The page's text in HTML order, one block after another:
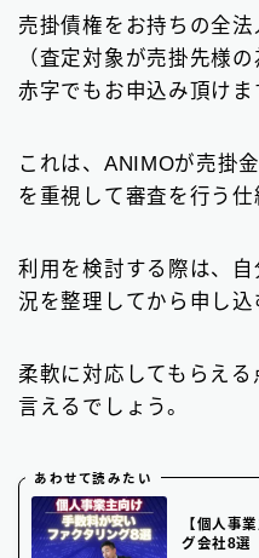
売掛債権をお持ちの全法
（査定対象が売掛先様
赤字でもお申込み頂けま
これは、ANIMOが売掛
を重視して審査を行う仕
利用を検討する際は、
況を整理してから申し込
柔軟に対応してもらえ
言えるでしょう。
あわせて読みたい
【個人事
グ会社8選